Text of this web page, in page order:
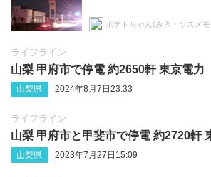
ポテトちゃん(みき・ヤスメ
ライフライン
山梨 甲府市で停電 約2650軒 東京電力
山梨県 2024年8月7日23:33
ライフライン
山梨 甲府市と甲斐市で停電 約2720軒
山梨県 2023年7月27日15:09